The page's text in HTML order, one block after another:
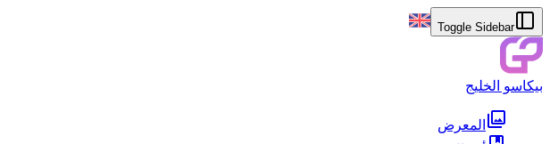
Toggle Sidebar
بيكاسو الخليج
المعرض